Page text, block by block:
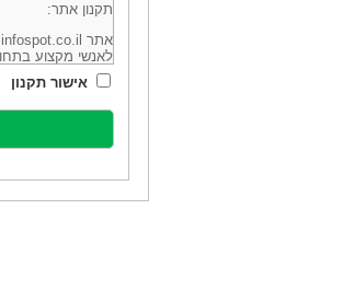
תקנון אתר:
לאנשי מקצוע
סביבה (להלן:
מיקוד 6113102 ובדוא"ל: office@infospot.co.il (להלן: "האתר").
האתר אינו מספק
מוכר את השירות
אלקטרונית של
ביצוע העסקה בין
אישור תקנון